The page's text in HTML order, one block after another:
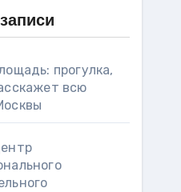
прогулка,
всю